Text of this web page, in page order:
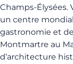
Champs-Élysées.
un centre mondial
gastronomie et
Montmartre au
d’architecture